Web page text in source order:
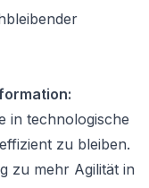
in technologische
zu bleiben.
zu mehr Agilität in